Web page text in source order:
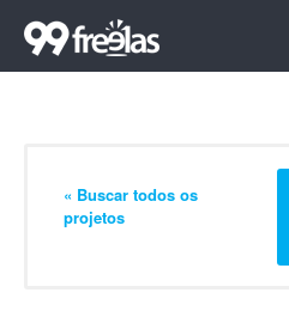
« Buscar todos os
projetos